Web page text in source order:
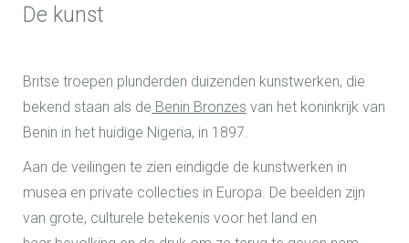
De kunst
Britse troepen plunderden duizenden kunstwerken, die
bekend staan als de Benin Bronzes van het koninkrijk van
Benin in het huidige Nigeria, in 1897.
Aan de veilingen te zien eindigde de kunstwerken in
musea en private collecties in Europa. De beelden zijn
van grote, culturele betekenis voor het land en